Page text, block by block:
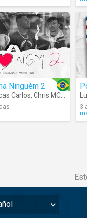
Ninguém 2
Carlos, Chris MC
3